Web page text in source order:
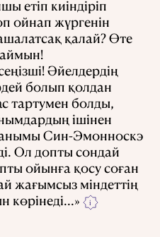
етіп киіндіріп
ойнап жүргенін
қалай? Өте
Әйелдердің
болып қолдан
тартумен болды,
ішінен
Син-Эмонноскэ
Ол допты сондай
ойынға қосу соған
жағымсыз міндеттің
көрінеді...»
i